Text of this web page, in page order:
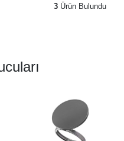
3 Ürün Bulundu